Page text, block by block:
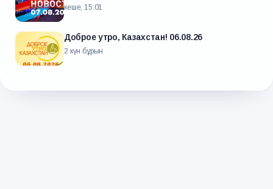
кеше, 15:01
Доброе утро, Казахстан! 06.08.26
2 күн бұрын